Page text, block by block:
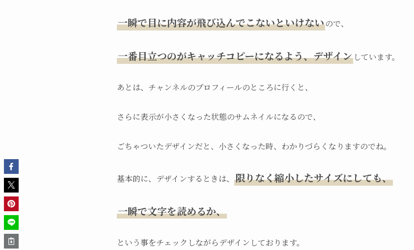
一瞬で目に内容が飛び込んでこないといけないので、
一番目立つのがキャッチコピーになるよう、デザイン しています。
あとは、チャンネルのプロフィールのところに行くと、
さらに表示が小さくなった状態のサムネイルになるので、
ごちゃついたデザインだと、小さくなった時、わかりづらくなりますのでね。
基本的に、デザインするときは、 限りなく縮小したサイズにしても、
一瞬で文字を読めるか、
という事をチェックしながらデザインしております。